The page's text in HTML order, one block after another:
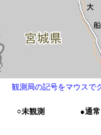
観測局の記号をマウスで
○未観測 ●通常